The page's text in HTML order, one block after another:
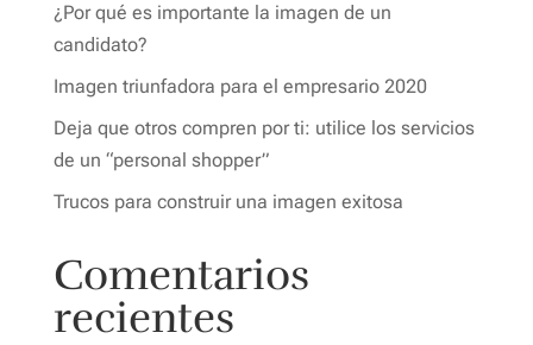
¿Por qué es importante la imagen de un
candidato?
Imagen triunfadora para el empresario 2020
Deja que otros compren por ti: utilice los servicios
de un “personal shopper”
Trucos para construir una imagen exitosa
Comentarios
recientes